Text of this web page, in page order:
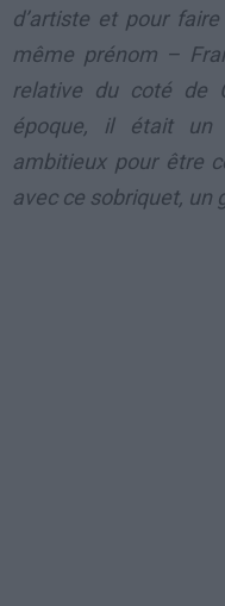
d’artiste et pour
même prénom –
relative du coté de
époque, il était un
ambitieux pour être
avec ce sobriquet, un